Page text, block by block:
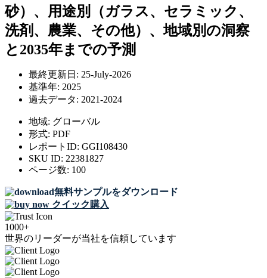
砂）、用途別（ガラス、セラミック、
洗剤、農業、その他）、地域別の洞察
と2035年までの予測
最終更新日: 25-July-2026
基準年: 2025
過去データ: 2021-2024
地域: グローバル
形式: PDF
レポートID: GGI108430
SKU ID: 22381827
ページ数: 100
無料サンプルをダウンロード
クイック購入
1000+
世界のリーダーが当社を信頼しています